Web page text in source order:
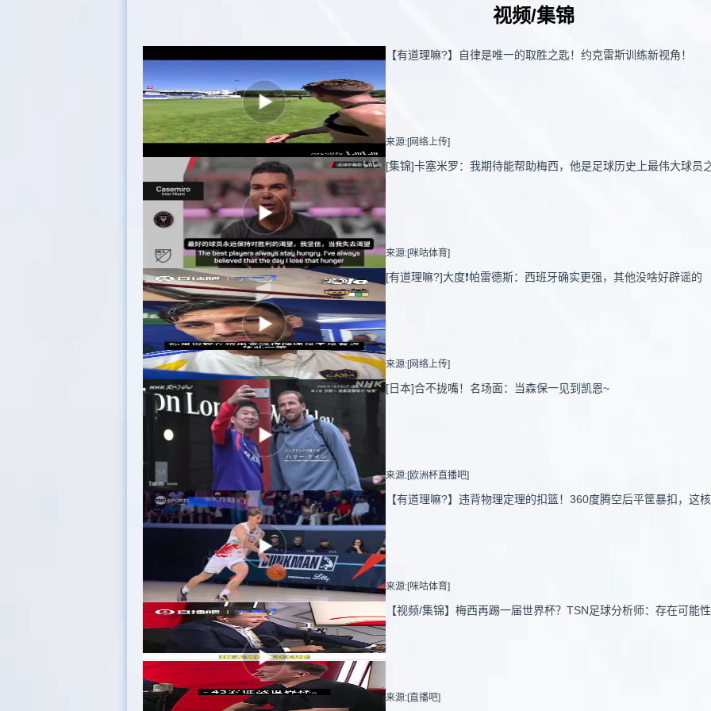
视频/集锦
【有道理嘛?】自律是唯一的取胜之匙！约克雷斯训练新视角！
来源:[网络上传]
[集锦]卡塞米罗：我期待能帮助梅西，他是足球历史上最伟大球员
来源:[咪咕体育]
[有道理嘛?]大度❗️帕雷德斯：西班牙确实更强，其他没啥好辟谣的
来源:[网络上传]
[日本]合不拢嘴！名场面：当森保一见到凯恩~
来源:[欧洲杯直播吧]
【有道理嘛?】违背物理定理的扣篮！360度腾空后平筐暴扣，这
来源:[咪咕体育]
【视频/集锦】梅西再踢一届世界杯？TSN足球分析师：存在可能
来源:[直播吧]